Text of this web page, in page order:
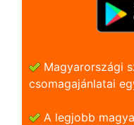
Magyarországi
csomagajánlatai
A legjobb